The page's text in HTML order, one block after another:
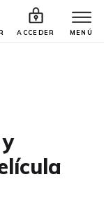
ACCEDER MENÚ